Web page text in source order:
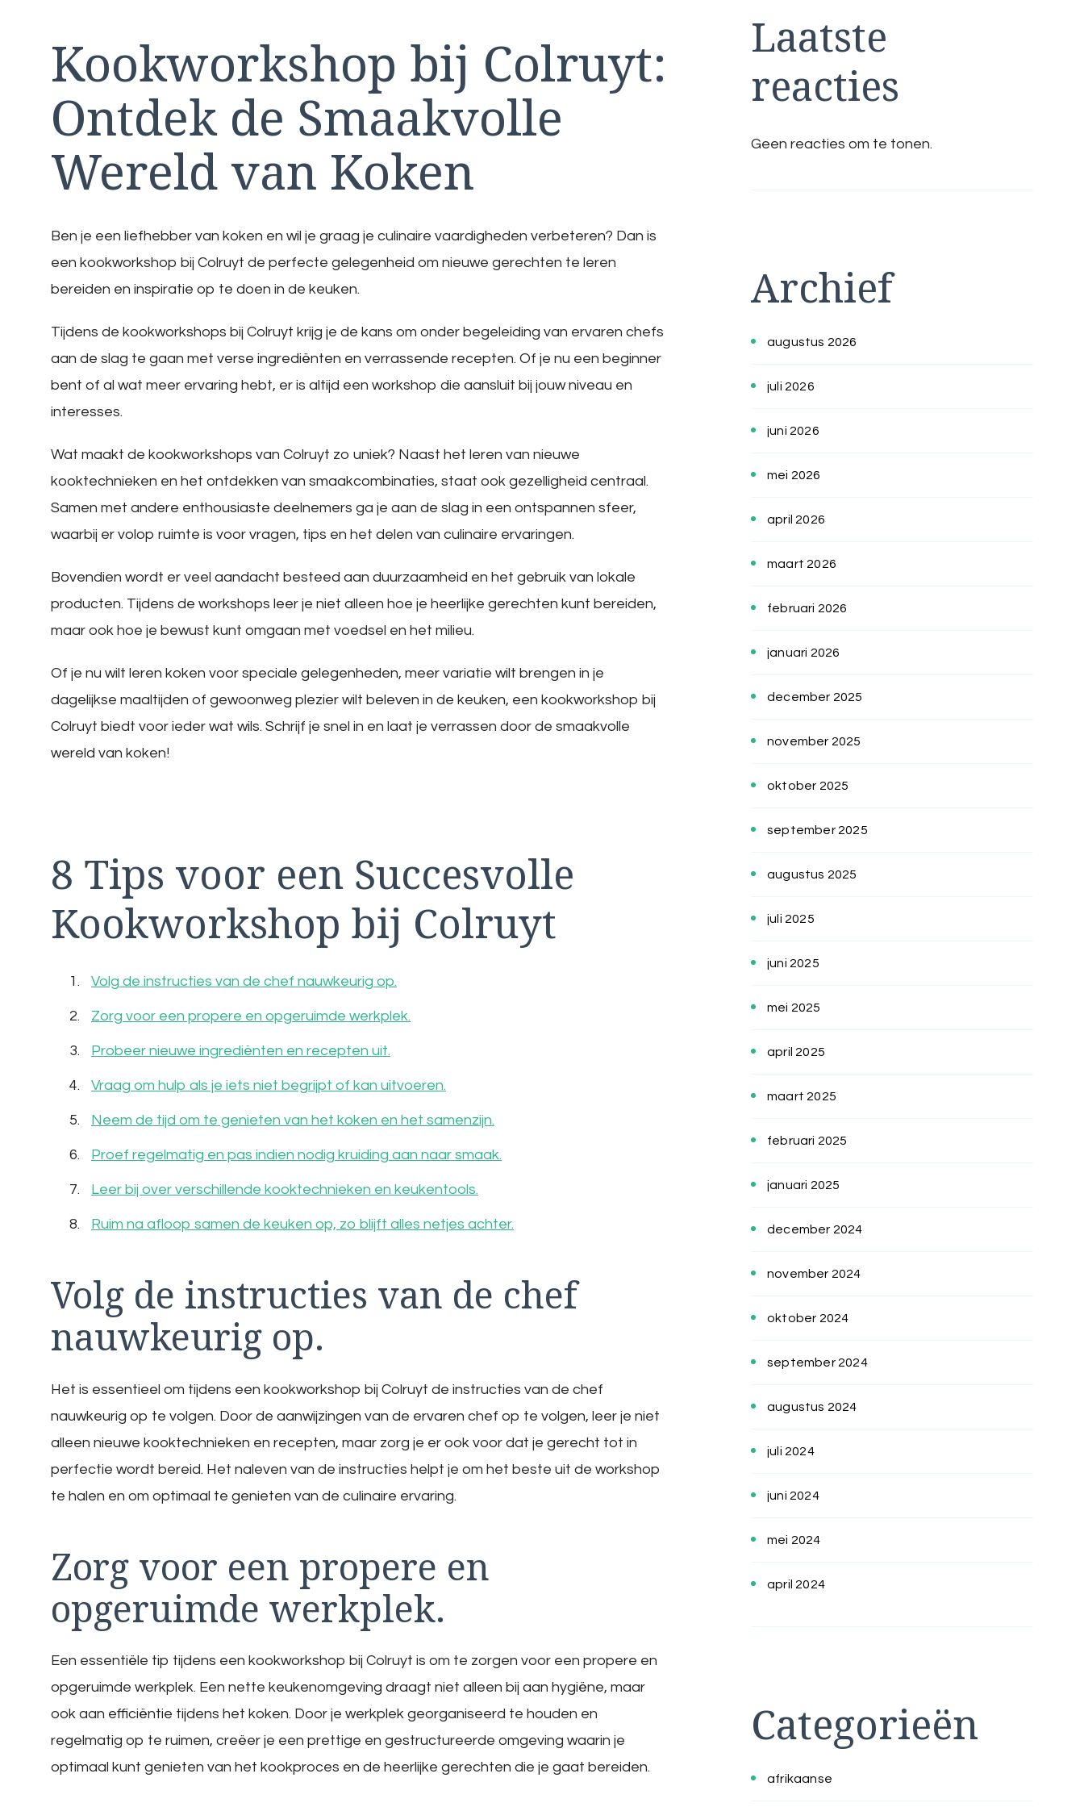
Kookworkshop bij Colruyt:
Ontdek de Smaakvolle
Wereld van Koken
Ben je een liefhebber van koken en wil je graag je culinaire vaardigheden verbeteren? Dan is
een kookworkshop bij Colruyt de perfecte gelegenheid om nieuwe gerechten te leren
bereiden en inspiratie op te doen in de keuken.
Tijdens de kookworkshops bij Colruyt krijg je de kans om onder begeleiding van ervaren chefs
aan de slag te gaan met verse ingrediënten en verrassende recepten. Of je nu een beginner
bent of al wat meer ervaring hebt, er is altijd een workshop die aansluit bij jouw niveau en
interesses.
Wat maakt de kookworkshops van Colruyt zo uniek? Naast het leren van nieuwe
kooktechnieken en het ontdekken van smaakcombinaties, staat ook gezelligheid centraal.
Samen met andere enthousiaste deelnemers ga je aan de slag in een ontspannen sfeer,
waarbij er volop ruimte is voor vragen, tips en het delen van culinaire ervaringen.
Bovendien wordt er veel aandacht besteed aan duurzaamheid en het gebruik van lokale
producten. Tijdens de workshops leer je niet alleen hoe je heerlijke gerechten kunt bereiden,
maar ook hoe je bewust kunt omgaan met voedsel en het milieu.
Of je nu wilt leren koken voor speciale gelegenheden, meer variatie wilt brengen in je
dagelijkse maaltijden of gewoonweg plezier wilt beleven in de keuken, een kookworkshop bij
Colruyt biedt voor ieder wat wils. Schrijf je snel in en laat je verrassen door de smaakvolle
wereld van koken!
8 Tips voor een Succesvolle
Kookworkshop bij Colruyt
Volg de instructies van de chef nauwkeurig op.
Zorg voor een propere en opgeruimde werkplek.
Probeer nieuwe ingrediënten en recepten uit.
Vraag om hulp als je iets niet begrijpt of kan uitvoeren.
Neem de tijd om te genieten van het koken en het samenzijn.
Proef regelmatig en pas indien nodig kruiding aan naar smaak.
Leer bij over verschillende kooktechnieken en keukentools.
Ruim na afloop samen de keuken op, zo blijft alles netjes achter.
Volg de instructies van de chef
nauwkeurig op.
Het is essentieel om tijdens een kookworkshop bij Colruyt de instructies van de chef
nauwkeurig op te volgen. Door de aanwijzingen van de ervaren chef op te volgen, leer je niet
alleen nieuwe kooktechnieken en recepten, maar zorg je er ook voor dat je gerecht tot in
perfectie wordt bereid. Het naleven van de instructies helpt je om het beste uit de workshop
te halen en om optimaal te genieten van de culinaire ervaring.
Zorg voor een propere en
opgeruimde werkplek.
Een essentiële tip tijdens een kookworkshop bij Colruyt is om te zorgen voor een propere en
opgeruimde werkplek. Een nette keukenomgeving draagt niet alleen bij aan hygiëne, maar
ook aan efficiëntie tijdens het koken. Door je werkplek georganiseerd te houden en
regelmatig op te ruimen, creëer je een prettige en gestructureerde omgeving waarin je
optimaal kunt genieten van het kookproces en de heerlijke gerechten die je gaat bereiden.
Laatste
reacties
Geen reacties om te tonen.
Archief
augustus 2026
juli 2026
juni 2026
mei 2026
april 2026
maart 2026
februari 2026
januari 2026
december 2025
november 2025
oktober 2025
september 2025
augustus 2025
juli 2025
juni 2025
mei 2025
april 2025
maart 2025
februari 2025
januari 2025
december 2024
november 2024
oktober 2024
september 2024
augustus 2024
juli 2024
juni 2024
mei 2024
april 2024
Categorieën
afrikaanse